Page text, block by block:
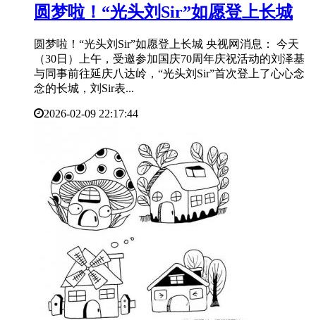
​圆梦啦！“光头刘Sir”如愿登上长城
圆梦啦！“光头刘Sir”如愿登上长城 央视网消息： 今天
（30日）上午，受邀参加国庆70周年庆祝活动的刘泽基
与同事前往延庆八达岭，“光头刘Sir”首次登上了心心念
念的长城，刘Sir表...
2026-02-09 22:17:44